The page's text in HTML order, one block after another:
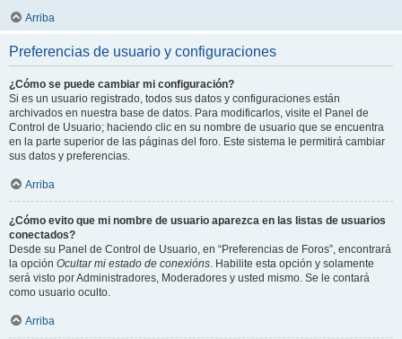
Arriba
Preferencias de usuario y configuraciones
¿Cómo se puede cambiar mi configuración?
Si es un usuario registrado, todos sus datos y configuraciones están
archivados en nuestra base de datos. Para modificarlos, visite el Panel de
Control de Usuario; haciendo clic en su nombre de usuario que se encuentra
en la parte superior de las páginas del foro. Este sistema le permitirá cambiar
sus datos y preferencias.
Arriba
¿Cómo evito que mi nombre de usuario aparezca en las listas de usuarios
conectados?
Desde su Panel de Control de Usuario, en “Preferencias de Foros”, encontrará
la opción Ocultar mi estado de conexións. Habilite esta opción y solamente
será visto por Administradores, Moderadores y usted mismo. Se le contará
como usuario oculto.
Arriba